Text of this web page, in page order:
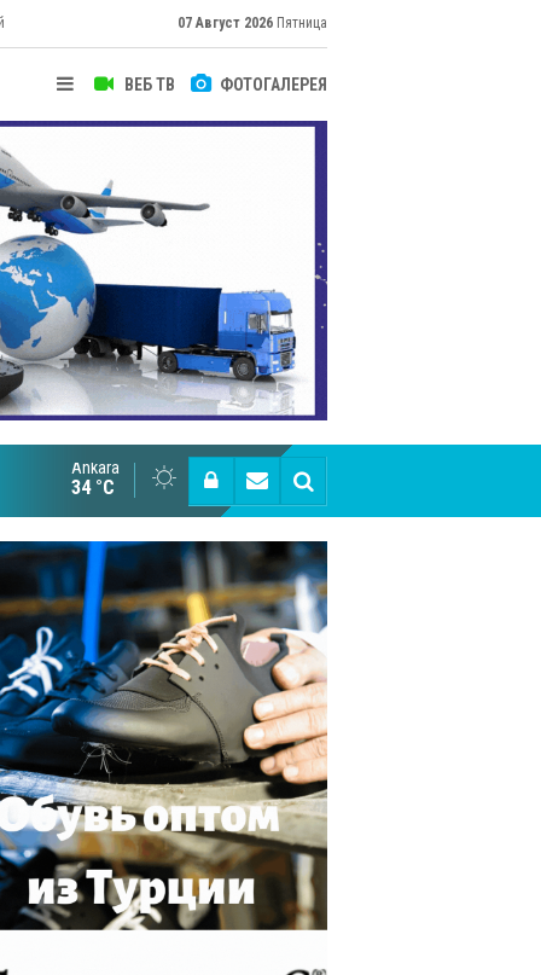
07 Август 2026 Пятница
ВЕБ ТВ ФОТОГАЛЕРЕЯ
Cottonhill покоряет мировые рынки
Ankara
34 °C